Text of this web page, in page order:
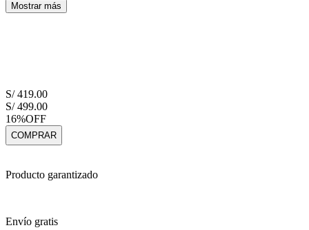
Mostrar más
S/ 419.00
S/ 499.00
16%OFF
COMPRAR
Producto garantizado
Envío gratis